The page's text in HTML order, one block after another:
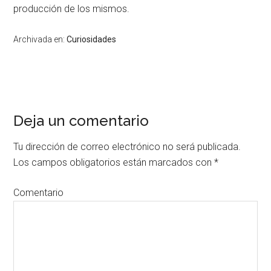
producción de los mismos.
Archivada en:Curiosidades
del
lector
Deja un comentario
Tu dirección de correo electrónico no será publicada.
Los campos obligatorios están marcados con*
Comentario